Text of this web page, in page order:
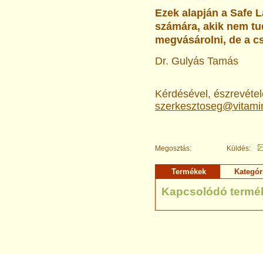
Ezek alapján a Safe
számára, akik nem
megvásárolni, de a
Dr. Gulyás Tamás
Kérdésével,
Megosztás: Küldés:
Termékek
Kapcsolódó